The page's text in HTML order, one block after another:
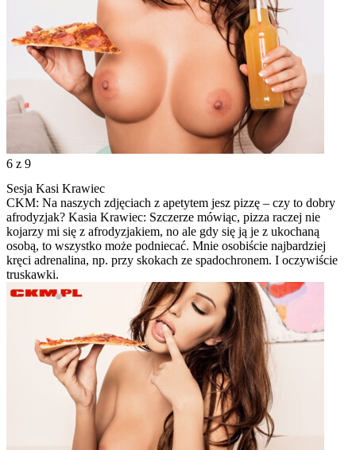
6 z 9
Sesja Kasi Krawiec
CKM: Na naszych zdjęciach z apetytem jesz pizzę – czy to dobry
afrodyzjak? Kasia Krawiec: Szczerze mówiąc, pizza raczej nie
kojarzy mi się z afrodyzjakiem, no ale gdy się ją je z ukochaną
osobą, to wszystko może podniecać. Mnie osobiście najbardziej
kręci adrenalina, np. przy skokach ze spadochronem. I oczywiście
truskawki.